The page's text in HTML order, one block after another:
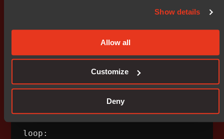
Show details
Allow all
Customize
Deny
}
이를 실행하면 다음과 같습니다.
loop: